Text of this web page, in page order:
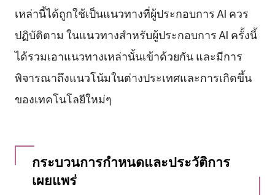
เหล่านี้ได้ถูกใช้เป็นแนวทางที่ผู้ประกอบการ AI ควร
ปฏิบัติตาม ในแนวทางสำหรับผู้ประกอบการ AI ครั้งนี้
ได้รวมเอาแนวทางเหล่านั้นเข้าด้วยกัน และมีการ
พิจารณาถึงแนวโน้มในต่างประเทศและการเกิดขึ้น
ของเทคโนโลยีใหม่ๆ
กระบวนการกำหนดและประวัติการ
เผยแพร่